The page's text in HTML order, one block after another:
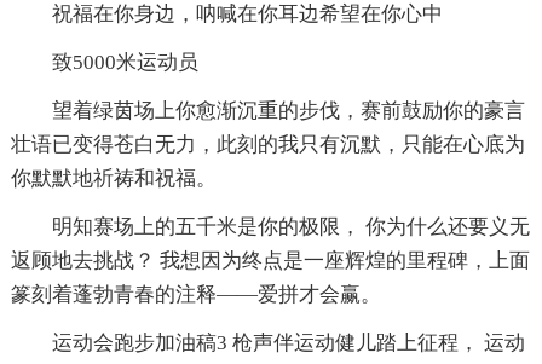
祝福在你身边，呐喊在你耳边希望在你心中
致5000米运动员
望着绿茵场上你愈渐沉重的步伐，赛前鼓励你的豪言
壮语已变得苍白无力，此刻的我只有沉默，只能在心底为
你默默地祈祷和祝福。
明知赛场上的五千米是你的极限， 你为什么还要义无
返顾地去挑战？ 我想因为终点是一座辉煌的里程碑，上面
篆刻着蓬勃青春的注释——爱拼才会赢。
运动会跑步加油稿3 枪声伴运动健儿踏上征程， 运动